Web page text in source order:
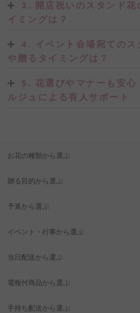
3. 開店祝いのスタンド花
イミングは？
4. イベント会場宛てのス
や贈るタイミングは？
5. 花選びやマナーも安心
ルジュによる有人サポート
お花の種類から選ぶ
贈る目的から選ぶ
予算から選ぶ
イベント・行事から選ぶ
当日配送から選ぶ
電報付商品から選ぶ
手持ち配送から選ぶ